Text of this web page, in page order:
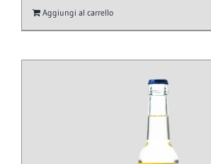
Aggiungi al carrello